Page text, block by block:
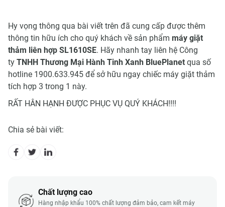
Hy vọng thông qua bài viết trên đã cung cấp được thêm
thông tin hữu ích cho quý khách về sản phẩm máy giặt
thảm liên hợp SL1610SE. Hãy nhanh tay liên hệ Công
ty TNHH Thương Mại Hành Tinh Xanh BluePlanet qua số
hotline 1900.633.945 để sở hữu ngay chiếc máy giặt thảm
tích hợp 3 trong 1 này.
RẤT HÂN HẠNH ĐƯỢC PHỤC VỤ QUÝ KHÁCH!!!!
Chia sẻ bài viết:
Chất lượng cao
Hàng nhập khẩu 100% chất lượng đảm bảo, cam kết máy